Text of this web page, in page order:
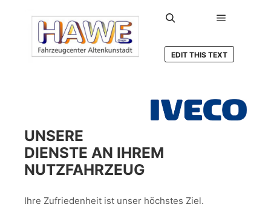
EDIT THIS TEXT
UNSERE
DIENSTE AN IHREM
NUTZFAHRZEUG
Ihre Zufriedenheit ist unser höchstes Ziel.